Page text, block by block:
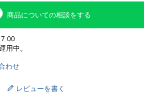
商品についての相談をする
用中。
わせ
レビューを書く